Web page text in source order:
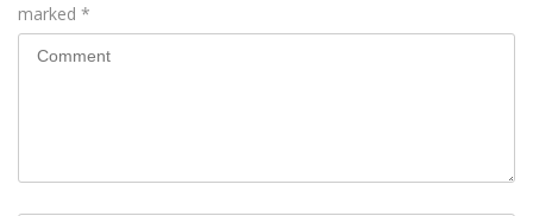
marked *